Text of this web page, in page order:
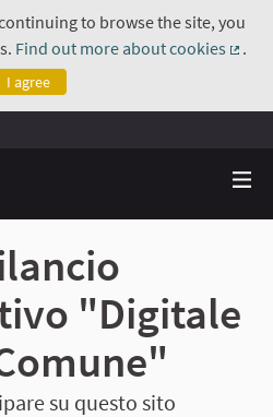
to browse the site, you
Find out more about cookies
.
I agree
"Digitale
su questo sito